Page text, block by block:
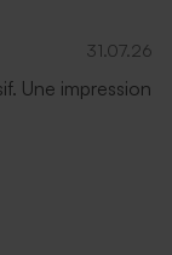
31.07.26
Une impression